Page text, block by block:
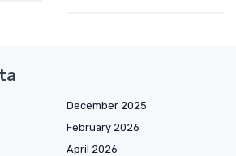
December 2025
February 2026
April 2026